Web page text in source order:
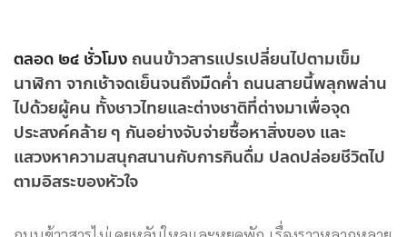
ตลอด ๒๔ ชั่วโมงถนนข้าวสารแปรเปลี่ยนไปตามเข็ม
นาฬิกา จากเช้าจดเย็นจนถึงมืดค่ำ ถนนสายนี้พลุกพล่าน
ไปด้วยผู้คน ทั้งชาวไทยและต่างชาติที่ต่างมาเพื่อจุด
ประสงค์คล้าย ๆ กันอย่างจับจ่ายซื้อหาสิ่งของ และ
แสวงหาความสนุกสนานกับการกินดื่ม ปลดปล่อยชีวิตไป
ตามอิสระของหัวใจ